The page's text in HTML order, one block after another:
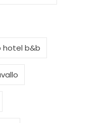
hotel b&b